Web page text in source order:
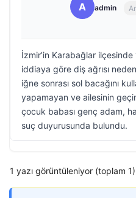
A admin
İzmir’in Karabağlar
iddiaya göre diş ağrısı
iğne sonrası sol bacağını
yapamayan ve ailesinin
çocuk babası genç adam,
suç duyurusunda bulundu.
1 yazı görüntüleniyor (toplam 1)